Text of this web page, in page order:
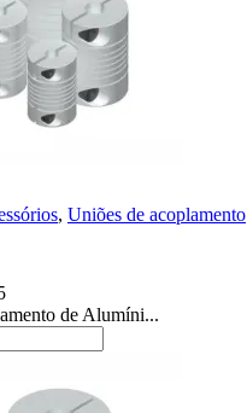
, Uniões de acoplamento
de Alumíni...